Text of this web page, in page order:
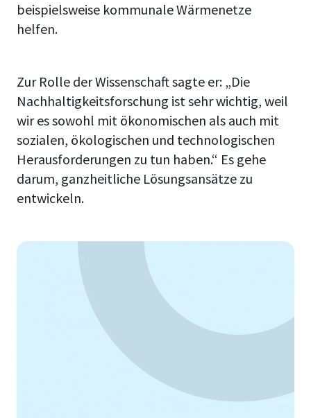
beispielsweise kommunale Wärmenetze
helfen.
Zur Rolle der Wissenschaft sagte er: „Die
Nachhaltigkeitsforschung ist sehr wichtig, weil
wir es sowohl mit ökonomischen als auch mit
sozialen, ökologischen und technologischen
Herausforderungen zu tun haben.“ Es gehe
darum, ganzheitliche Lösungsansätze zu
entwickeln.